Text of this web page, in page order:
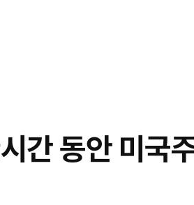
간 동안 미국